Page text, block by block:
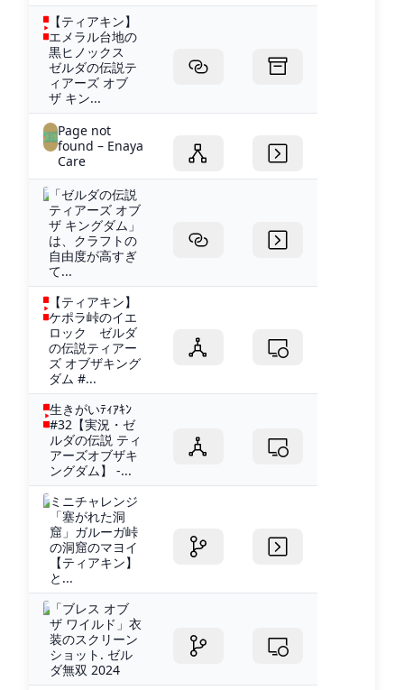
【ティアキン】
エメラル台地の
黒ヒノックス
ゼルダの伝説テ
ィアーズ オブ
ザ キン...
Page not
found – Enaya
Care
「ゼルダの伝説
ティアーズ オブ
ザ キングダム」
は、クラフトの
自由度が高すぎ
て...
【ティアキン】
ケポラ峠のイエ
ロック ゼルダ
の伝説ティアー
ズ オブザキング
ダム #...
生きがいﾃｨｱｷﾝ
#32【実況・ゼ
ルダの伝説 ティ
アーズオブザキ
ングダム】 -...
ミニチャレンジ
「塞がれた洞
窟」ガルーガ峠
の洞窟のマヨイ
【ティアキン】
と...
「ブレス オブ
ザ ワイルド」衣
装のスクリーン
ショット. ゼル
ダ無双 2024